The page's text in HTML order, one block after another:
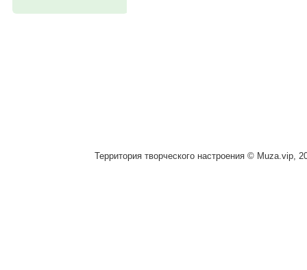
Территория творческого настроения © Muza.vip,